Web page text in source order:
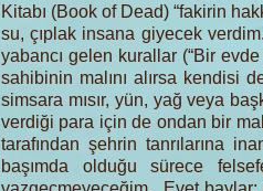
Kitabı (Book of Dead) “fakirin
su, çıplak insana giyecek
yabancı gelen kurallar (“Bir
sahibinin malını alırsa kendisi
simsara mısır, yün, yağ veya
verdiği para için de ondan bir
tarafından şehrin tanrılarına
başımda olduğu sürece